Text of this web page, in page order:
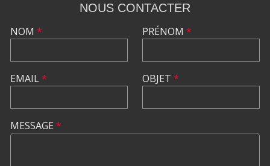
NOUS CONTACTER
NOM *
EMAIL*
PRÉNOM *
OBJET *
MESSAGE *